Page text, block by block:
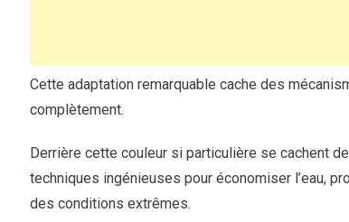
Cette adaptation remarquable cache des
complètement.
Derrière cette couleur si particulière se cachent
techniques ingénieuses pour économiser l’eau,
des conditions extrêmes.